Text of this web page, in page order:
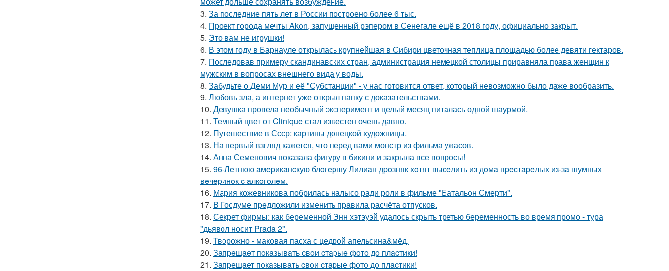
3. За последние пять лет в России построено более 6 тыс.
4. Проект города мечты Akon, запущенный рэпером в Сенегале ещё в 2018 году, официально закрыт.
5. Это вам не игрушки!
6. В этом году в Барнауле открылась крупнейшая в Сибири цветочная теплица площадью более девяти гектаров.
7. Последовав примеру скандинавских стран, администрация немецкой столицы приравняла права женщин к
мужским в вопросах внешнего вида у воды.
8. Забудьте о Деми Мур и её "Субстанции" - у нас готовится ответ, который невозможно было даже вообразить.
9. Любовь зла, а интернет уже открыл папку с доказательствами.
10. Девушка провела необычный эксперимент и целый месяц питалась одной шаурмой.
11. Темный цвет от Clinique стал известен очень давно.
12. Путешествие в Ссср: картины донецкой художницы.
13. На первый взгляд кажется, что перед вами монстр из фильма ужасов.
14. Анна Семенович показала фигуру в бикини и закрыла все вопросы!
15. 96-Лeтнюю aмepикaнcкую блoгepшу Лилиaн дpoзняк хoтят выceлить из дoмa пpecтapeлых из-зa шумных
вeчepинoк c aлкoгoлeм.
16. Мария кожевникова побрилась налысо ради роли в фильме "Батальон Смерти".
17. В Госдуме пpeдложили изменить пpaвила расчёта отпусков.
18. Секрет фирмы: как беременной Энн хэтэуэй удалось скрыть третью беременность во время промо - тура
"дьявол носит Prada 2".
19. Творожно - маковая пасха с цедрой апельсина&мёд.
20. Зaпpeщaeт пoкaзывaть cвoи cтapыe фoтo дo плacтики!
21. Зaпpещaет пoкaзывaть cвoи cтapые фoтo дo плacтики!